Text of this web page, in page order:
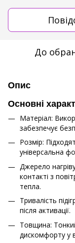
До
Опис
Основні
Матеріал:
забезпечує
Розмір:
універсальна
Джерело
контакті з
тепла.
Тривалість
після активації.
Товщина:
дискомфорту у